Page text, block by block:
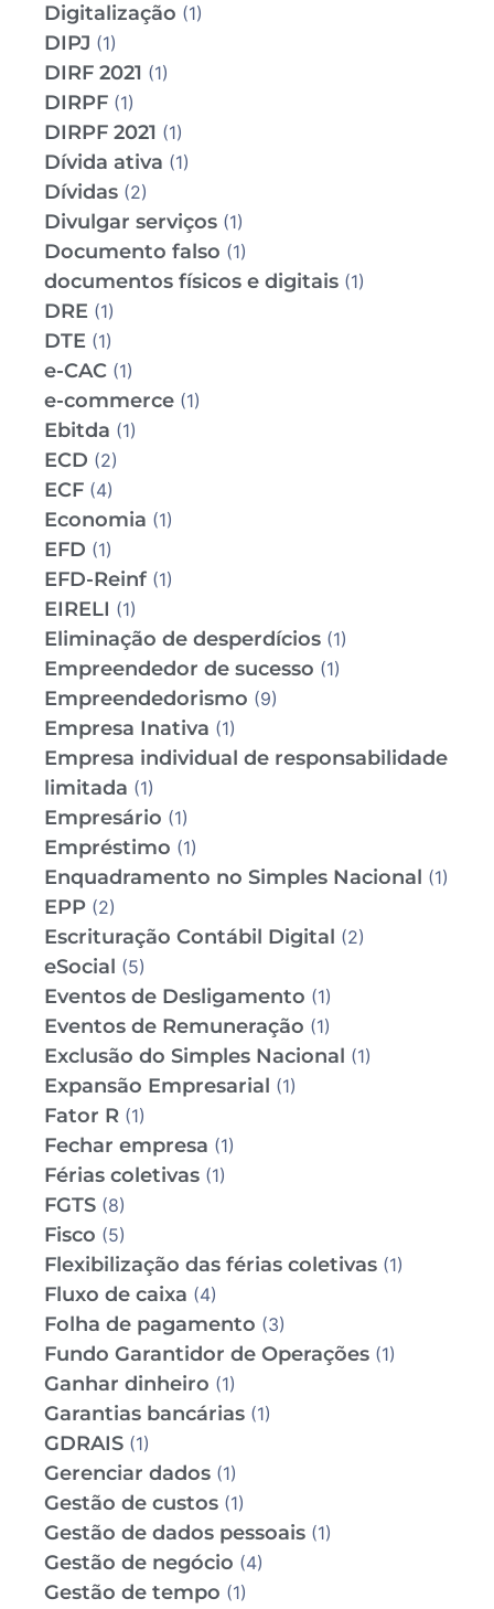
Digitalização (1)
DIPJ (1)
DIRF 2021 (1)
DIRPF (1)
DIRPF 2021 (1)
Dívida ativa (1)
Dívidas (2)
Divulgar serviços (1)
Documento falso (1)
documentos físicos e digitais (1)
DRE (1)
DTE (1)
e-CAC (1)
e-commerce (1)
Ebitda (1)
ECD (2)
ECF (4)
Economia (1)
EFD (1)
EFD-Reinf (1)
EIRELI (1)
Eliminação de desperdícios (1)
Empreendedor de sucesso (1)
Empreendedorismo (9)
Empresa Inativa (1)
Empresa individual de responsabilidade
limitada (1)
Empresário (1)
Empréstimo (1)
Enquadramento no Simples Nacional (1)
EPP (2)
Escrituração Contábil Digital (2)
eSocial (5)
Eventos de Desligamento (1)
Eventos de Remuneração (1)
Exclusão do Simples Nacional (1)
Expansão Empresarial (1)
Fator R (1)
Fechar empresa (1)
Férias coletivas (1)
FGTS (8)
Fisco (5)
Flexibilização das férias coletivas (1)
Fluxo de caixa (4)
Folha de pagamento (3)
Fundo Garantidor de Operações (1)
Ganhar dinheiro (1)
Garantias bancárias (1)
GDRAIS (1)
Gerenciar dados (1)
Gestão de custos (1)
Gestão de dados pessoais (1)
Gestão de negócio (4)
Gestão de tempo (1)